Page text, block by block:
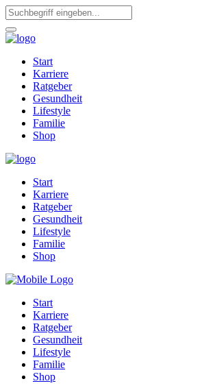
Start
Karriere
Ratgeber
Gesundheit
Lifestyle
Familie
Shop
Start
Karriere
Ratgeber
Gesundheit
Lifestyle
Familie
Shop
Start
Karriere
Ratgeber
Gesundheit
Lifestyle
Familie
Shop